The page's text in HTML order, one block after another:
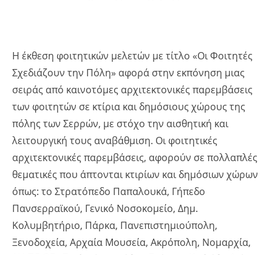
Η έκθεση φοιτητικών μελετών με τίτλο «Οι Φοιτητές
Σχεδιάζουν την Πόλη» αφορά στην εκπόνηση μιας
σειράς από καινοτόμες αρχιτεκτονικές παρεμβάσεις
των φοιτητών σε κτίρια και δημόσιους χώρους της
πόλης των Σερρών, με στόχο την αισθητική και
λειτουργική τους αναβάθμιση. Οι φοιτητικές
αρχιτεκτονικές παρεμβάσεις, αφορούν σε πολλαπλές
θεματικές που άπτονται κτιρίων και δημόσιων χώρων
όπως: το Στρατόπεδο Παπαλουκά, Γήπεδο
Πανσερραϊκού, Γενικό Νοσοκομείο, Δημ.
Κολυμβητήριο, Πάρκα, Πανεπιστημιούπολη,
Ξενοδοχεία, Αρχαία Μουσεία, Ακρόπολη, Νομαρχία,